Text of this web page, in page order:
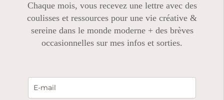
Chaque mois, vous recevez une lettre avec des
coulisses et ressources pour une vie créative &
sereine dans le monde moderne + des brèves
occasionnelles sur mes infos et sorties.